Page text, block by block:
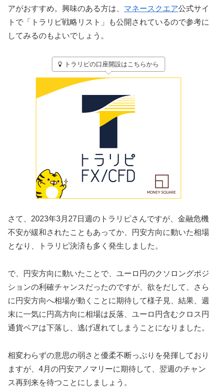
アがおすすめ。興味のある方は、 マネースクエア公式サイ
トで「トラリピ戦略リスト」も公開されているので参考に
してみるのもよいでしょう。
トラリピの口座開設はこちらから
さて、2023年3月27日週のトラリピさんですが、金融危機
不安が緩和されたこともあってか、円安方向に動いた相場
となり、トラリピ決済も多く発生しました。
で、円安方向に動いたことで、ユーロ円のクソロングポジ
ションの利確チャンスだったのですが、欲をだして、さら
に円安方向へ相場が動くことに期待して様子見、結果、週
末に一気に円高方向に相場は反落、ユーロ円含むクロス円
通貨ペアは下落し、逃げ遅れてしまうことになりました。
相変わらずの意思の弱さと優柔不断っぷりを発揮しており
ますが、4月の円安アノマリーに期待して、翌週のチャン
ス再到来を待つことにしましょう。